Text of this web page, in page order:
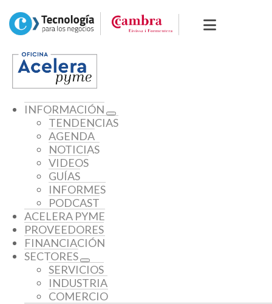
INFORMACIÓN
TENDENCIAS
AGENDA
NOTICIAS
VIDEOS
GUÍAS
INFORMES
PODCAST
ACELERA PYME
PROVEEDORES
FINANCIACIÓN
SECTORES
SERVICIOS
INDUSTRIA
COMERCIO